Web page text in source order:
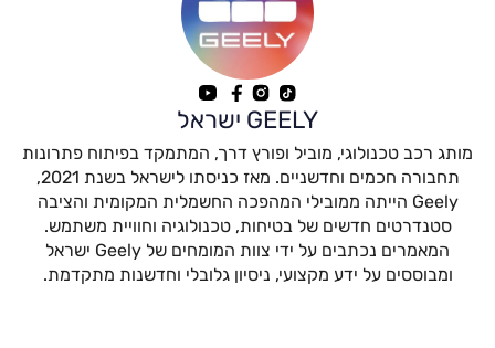
GEELY ישראל
מותג רכב טכנולוגי, מוביל ופורץ דרך, המתמקד בפיתוח פתרונות
תחבורה חכמים וחדשניים. מאז כניסתו לישראל בשנת 2021,
Geely הייתה ממובילי המהפכה החשמלית המקומית והציבה
סטנדרטים חדשים של בטיחות, טכנולוגיה וחוויית משתמש.
המאמרים נכתבים על ידי צוות המומחים של Geely ישראל
ומבוססים על ידע מקצועי, ניסיון גלובלי וחדשנות מתקדמת.